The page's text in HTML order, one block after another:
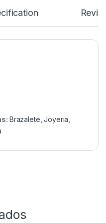
Brazalete ,Joyeria